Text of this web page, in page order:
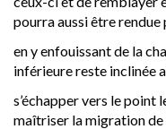
pourra aussi être rendue
en y enfouissant de la
inférieure reste inclinée
s’échapper vers le point
maîtriser la migration de